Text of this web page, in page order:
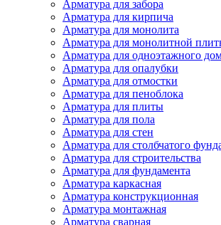
Арматура для забора
Арматура для кирпича
Арматура для монолита
Арматура для монолитной
Арматура для одноэтажного
Арматура для опалубки
Арматура для отмостки
Арматура для пеноблока
Арматура для плиты
Арматура для пола
Арматура для стен
Арматура для столбчатого
Арматура для строительства
Арматура для фундамента
Арматура каркасная
Арматура конструкционная
Арматура монтажная
Арматура сварная